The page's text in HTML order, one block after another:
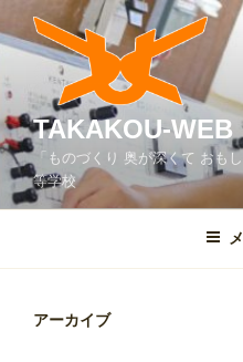
ン
ン
ツ
へ
ス
キ
TAKAKOU-WEB
「ものづくり 奥が深くて お
等学校
アーカイブ